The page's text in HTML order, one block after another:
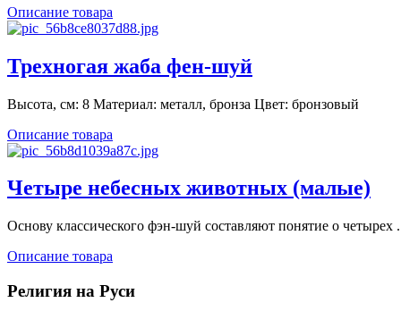
Описание товара
Трехногая жаба фен-шуй
Высота, см: 8 Материал: металл, бронза Цвет: бронзовый
Описание товара
Четыре небесных животных (малые)
Основу классического фэн-шуй составляют понятие о четырех
Описание товара
Религия на Руси